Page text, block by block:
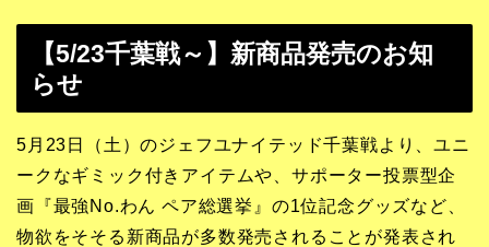
【5/23千葉戦～】新商品発売のお知
らせ
5月23日（土）のジェフユナイテッド千葉戦より、ユニ
ークなギミック付きアイテムや、サポーター投票型企
画『最強No.わん ペア総選挙』の1位記念グッズなど、
物欲をそそる新商品が多数発売されることが発表され